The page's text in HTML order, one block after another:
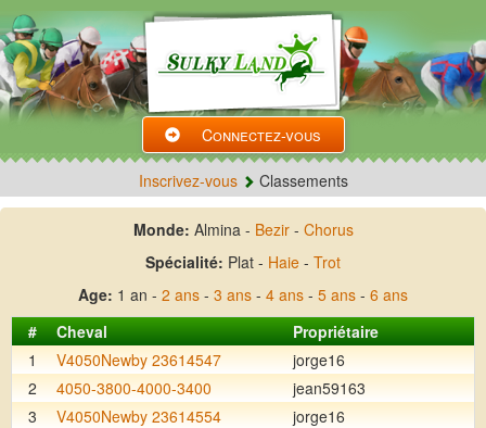
Connectez-vous
Inscrivez-vous Classements
Monde: Almina - Bezir- Chorus
Spécialité: Plat - Haie - Trot
Age: 1 an - 2 ans - 3 ans - 4 ans - 5 ans - 6 ans
#
Cheval
Propriétaire
1
V4050Newby 23614547 jorge16
2
4050-3800-4000-3400 jean59163
3
V4050Newby 23614554 jorge16